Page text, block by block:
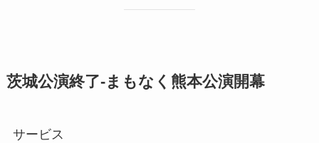
茨城公演終了-まもなく熊本公演開幕
サービス